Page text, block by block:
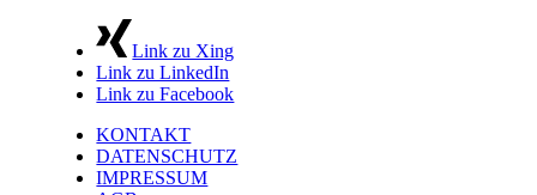
Link zu Xing
Link zu LinkedIn
Link zu Facebook
KONTAKT
DATENSCHUTZ
IMPRESSUM